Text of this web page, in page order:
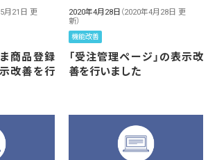
5月21日 更
商品登録
改善を行
2020年4月28日 （2020年4月28日 更
新）
機能改善
「受注管理ページ」の表示改
善を行いました